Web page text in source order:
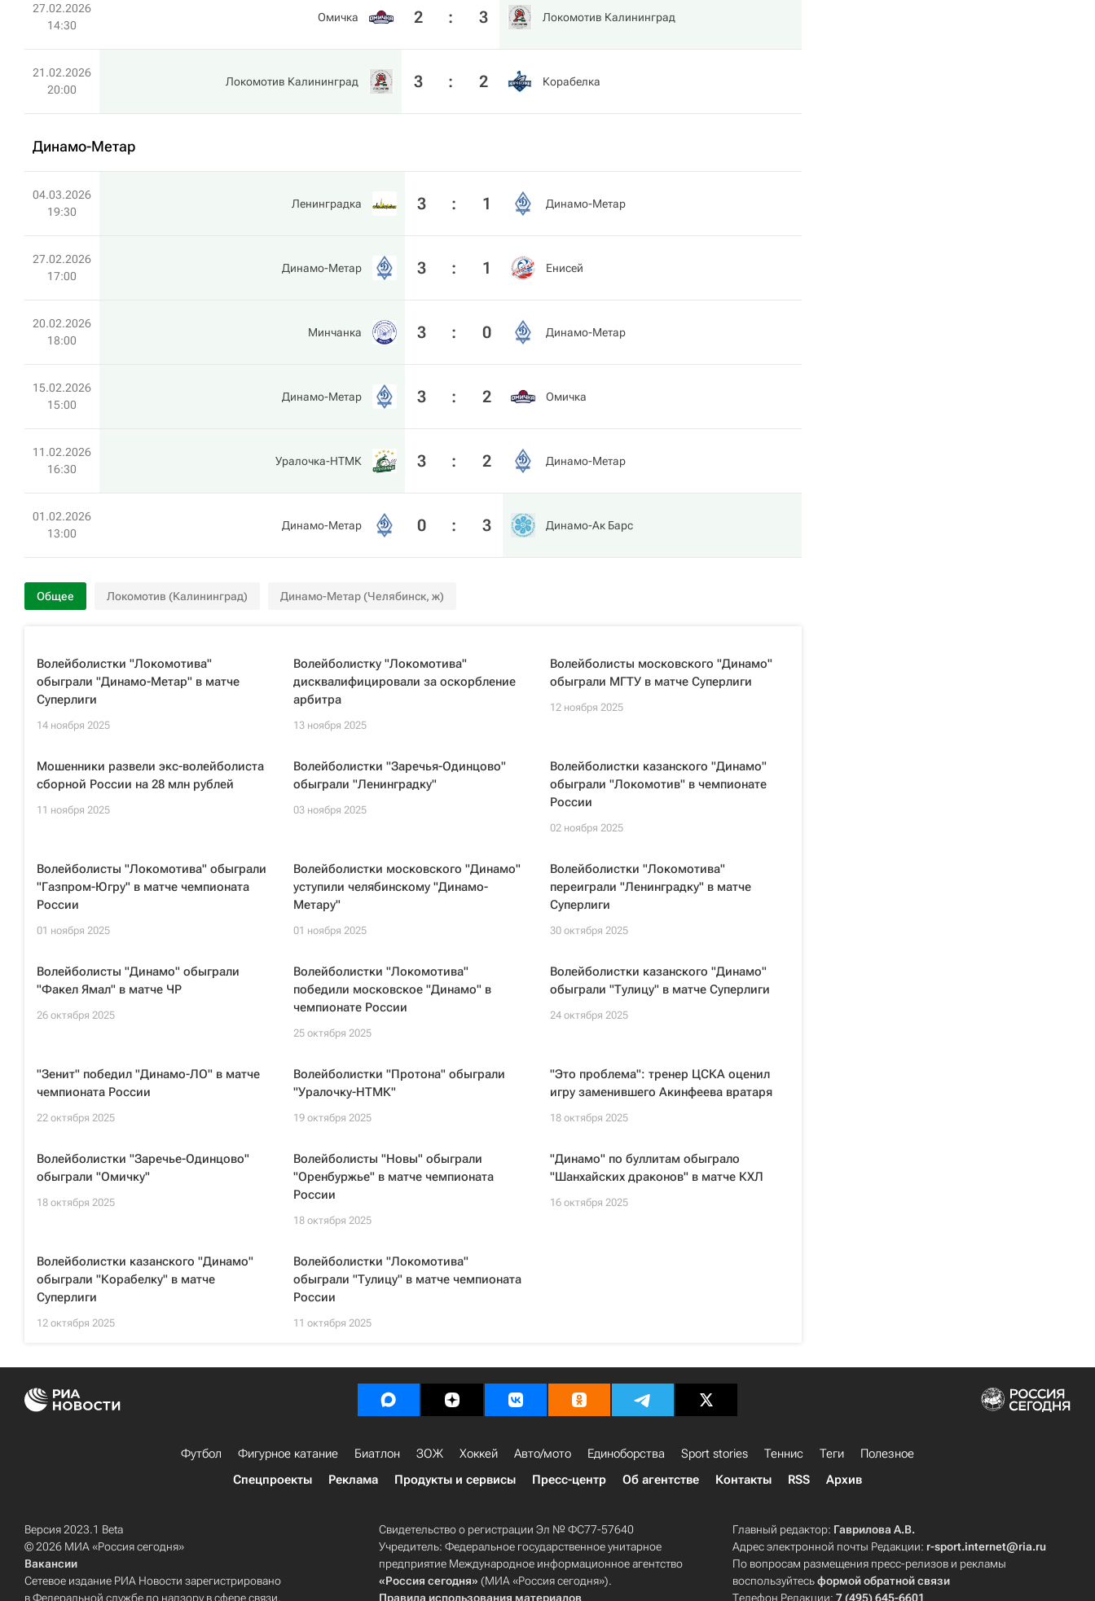
27.02.2026
14:30
Омичка 2 : 3 Локомотив Калининград
21.02.2026
20:00
Локомотив Калининград 3 : 2 Корабелка
Динамо-Метар
04.03.2026
19:30
Ленинградка 3 : 1 Динамо-Метар
27.02.2026
17:00
Динамо-Метар 3 : 1 Енисей
20.02.2026
18:00
Минчанка 3 : 0 Динамо-Метар
15.02.2026
15:00
Динамо-Метар 3 : 2 Омичка
11.02.2026
16:30
Уралочка-НТМК 3 : 2 Динамо-Метар
01.02.2026
13:00
Динамо-Метар 0 : 3 Динамо-Ак Барс
Общее Локомотив (Калининград) Динамо-Метар (Челябинск, ж)
Волейболистки "Локомотива"
обыграли "Динамо-Метар" в матче
Суперлиги
14 ноября 2025
Волейболистку "Локомотива"
дисквалифицировали за оскорбление
арбитра
13 ноября 2025
Волейболисты московского "Динамо"
обыграли МГТУ в матче Суперлиги
12 ноября 2025
Мошенники развели экс-волейболиста
сборной России на 28 млн рублей
11 ноября 2025
Волейболистки "Заречья-Одинцово"
обыграли "Ленинградку"
03 ноября 2025
Волейболистки казанского "Динамо"
обыграли "Локомотив" в чемпионате
России
02 ноября 2025
Волейболисты "Локомотива" обыграли
"Газпром-Югру" в матче чемпионата
России
01 ноября 2025
Волейболистки московского "Динамо"
уступили челябинскому "Динамо-
Метару"
01 ноября 2025
Волейболистки "Локомотива"
переиграли "Ленинградку" в матче
Суперлиги
30 октября 2025
Волейболисты "Динамо" обыграли
"Факел Ямал" в матче ЧР
26 октября 2025
Волейболистки "Локомотива"
победили московское "Динамо" в
чемпионате России
25 октября 2025
Волейболистки казанского "Динамо"
обыграли "Тулицу" в матче Суперлиги
24 октября 2025
"Зенит" победил "Динамо-ЛО" в матче
чемпионата России
22 октября 2025
Волейболистки "Протона" обыграли
"Уралочку-НТМК"
19 октября 2025
"Это проблема": тренер ЦСКА оценил
игру заменившего Акинфеева вратаря
18 октября 2025
Волейболистки "Заречье-Одинцово"
обыграли "Омичку"
18 октября 2025
Волейболисты "Новы" обыграли
"Оренбуржье" в матче чемпионата
России
18 октября 2025
"Динамо" по буллитам обыграло
"Шанхайских драконов" в матче КХЛ
16 октября 2025
Волейболистки казанского "Динамо"
обыграли "Корабелку" в матче
Суперлиги
12 октября 2025
Волейболистки "Локомотива"
обыграли "Тулицу" в матче чемпионата
России
11 октября 2025
Футбол Фигурное катание Биатлон ЗОЖ Хоккей Авто/мото Единоборства Sport stories Теннис Теги
Полезное
Спецпроекты
Реклама Продукты и сервисы Пресс-центр Об агентстве Контакты RSS Архив
Версия 2023.1 Beta
© 2026 МИА «Россия сегодня»
Вакансии
Сетевое издание РИА Новости зарегистрировано
в Федеральной службе по надзору в сфере связи,
Свидетельство о регистрации Эл № ФС77-57640
Учредитель: Федеральное государственное унитарное
предприятие Международное информационное агентство
«Россия сегодня» (МИА «Россия сегодня»).
Правила использования материалов
Главный редактор: Гаврилова А.В.
Адрес электронной почты Редакции: r-sport.internet@ria.ru
По вопросам размещения пресс-релизов и рекламы
воспользуйтесьформой обратной связи
Телефон Редакции:7 (495) 645-6601